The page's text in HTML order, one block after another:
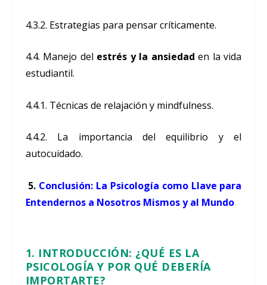
4.3.2. Estrategias para pensar críticamente.
4.4. Manejo del estrés y la ansiedad en la vida
estudiantil.
4.4.1. Técnicas de relajación y mindfulness.
4.4.2. La importancia del equilibrio y el
autocuidado.
5. Conclusión: La Psicología como Llave para
Entendernos a Nosotros Mismos y al Mundo
1. INTRODUCCIÓN: ¿QUÉ ES LA
PSICOLOGÍA Y POR QUÉ DEBERÍA
IMPORTARTE?